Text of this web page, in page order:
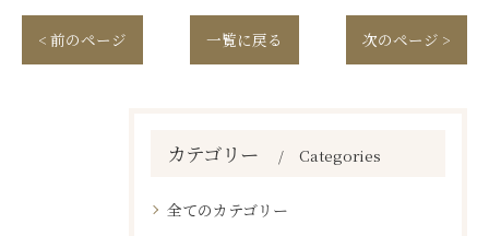
< 前のページ 一覧に戻る 次のページ >
カテゴリー Categories
全てのカテゴリー